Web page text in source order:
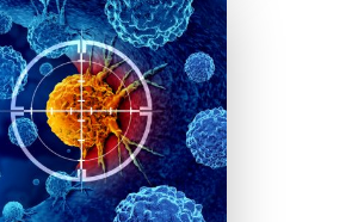
Платформенная
временный выбор или
формат работы